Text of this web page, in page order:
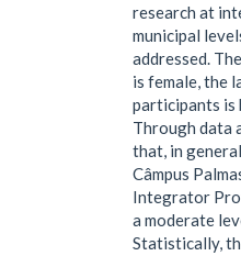
research at
municipal
addressed.
is female, the
participants is
Through data
that, in
Câmpus
Integrator
a moderate
Statistically,